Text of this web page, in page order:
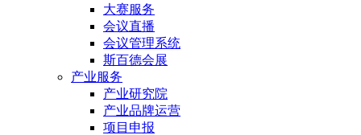
大赛服务
会议直播
会议管理系统
斯百德会展
产业服务
产业研究院
产业品牌运营
项目申报